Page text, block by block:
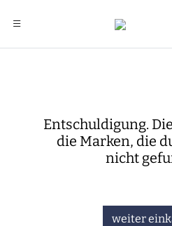
Entschuldigung.
die Marken, die
nicht
weiter